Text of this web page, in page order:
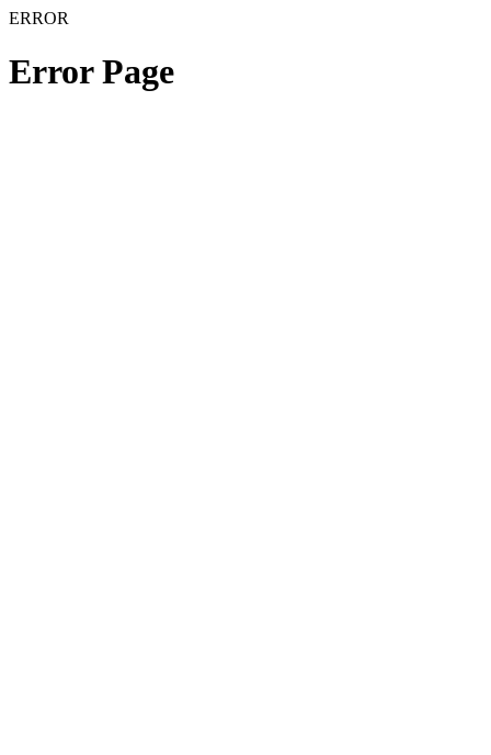
ERROR
Error Page